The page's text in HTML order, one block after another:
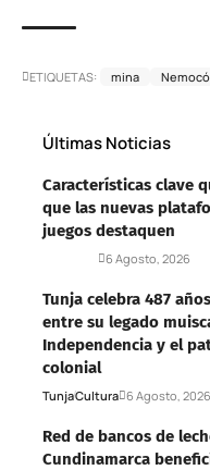
ETIQUETAS: mina
Últimas Noticias
Características clave
que las nuevas
juegos destaquen
6 Agosto, 2026
Tunja celebra 487
entre su legado
Independencia y el
colonial
TunjaCultura 6 Agosto, 2026
Red de bancos de
Cundinamarca